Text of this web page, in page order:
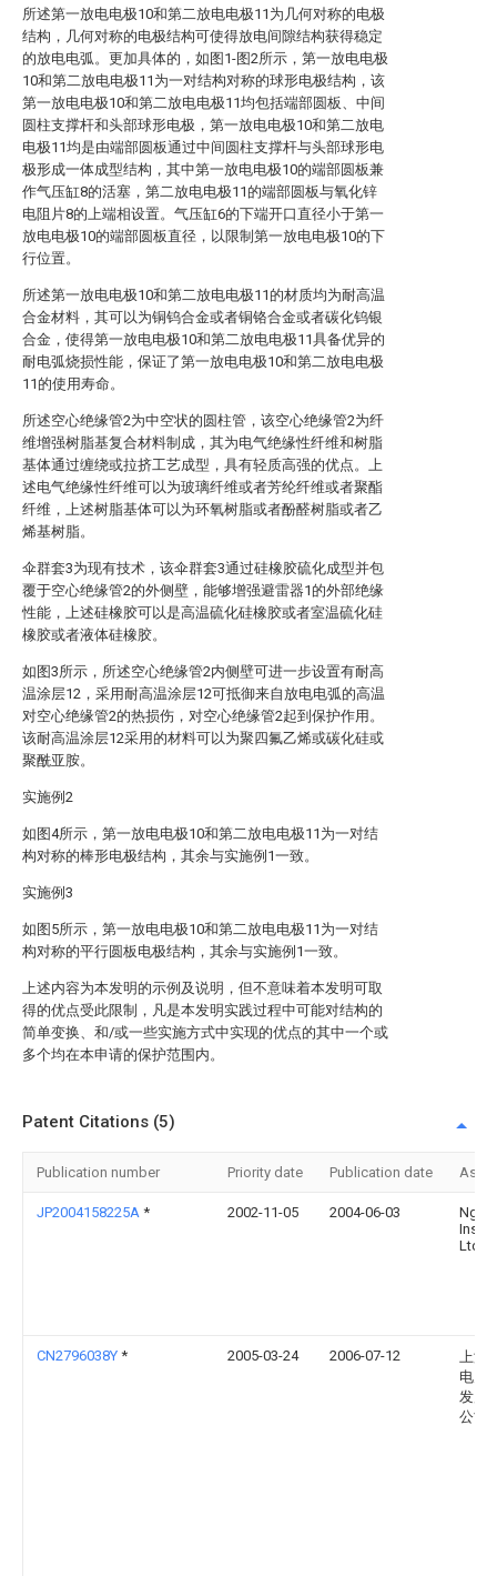
所述第一放电电极10和第二放电电极11为几何对称的电极
结构，几何对称的电极结构可使得放电间隙结构获得稳定
的放电电弧。更加具体的，如图1-图2所示，第一放电电极
10和第二放电电极11为一对结构对称的球形电极结构，该
第一放电电极10和第二放电电极11均包括端部圆板、中间
圆柱支撑杆和头部球形电极，第一放电电极10和第二放电
电极11均是由端部圆板通过中间圆柱支撑杆与头部球形电
极形成一体成型结构，其中第一放电电极10的端部圆板兼
作气压缸8的活塞，第二放电电极11的端部圆板与氧化锌
电阻片8的上端相设置。气压缸6的下端开口直径小于第一
放电电极10的端部圆板直径，以限制第一放电电极10的下
行位置。
所述第一放电电极10和第二放电电极11的材质均为耐高温
合金材料，其可以为铜钨合金或者铜铬合金或者碳化钨银
合金，使得第一放电电极10和第二放电电极11具备优异的
耐电弧烧损性能，保证了第一放电电极10和第二放电电极
11的使用寿命。
所述空心绝缘管2为中空状的圆柱管，该空心绝缘管2为纤
维增强树脂基复合材料制成，其为电气绝缘性纤维和树脂
基体通过缠绕或拉挤工艺成型，具有轻质高强的优点。上
述电气绝缘性纤维可以为玻璃纤维或者芳纶纤维或者聚酯
纤维，上述树脂基体可以为环氧树脂或者酚醛树脂或者乙
烯基树脂。
伞群套3为现有技术，该伞群套3通过硅橡胶硫化成型并包
覆于空心绝缘管2的外侧壁，能够增强避雷器1的外部绝缘
性能，上述硅橡胶可以是高温硫化硅橡胶或者室温硫化硅
橡胶或者液体硅橡胶。
如图3所示，所述空心绝缘管2内侧壁可进一步设置有耐高
温涂层12，采用耐高温涂层12可抵御来自放电电弧的高温
对空心绝缘管2的热损伤，对空心绝缘管2起到保护作用。
该耐高温涂层12采用的材料可以为聚四氟乙烯或碳化硅或
聚酰亚胺。
实施例2
如图4所示，第一放电电极10和第二放电电极11为一对结
构对称的棒形电极结构，其余与实施例1一致。
实施例3
如图5所示，第一放电电极10和第二放电电极11为一对结
构对称的平行圆板电极结构，其余与实施例1一致。
上述内容为本发明的示例及说明，但不意味着本发明可取
得的优点受此限制，凡是本发明实践过程中可能对结构的
简单变换、和/或一些实施方式中实现的优点的其中一个或
多个均在本申请的保护范围内。
Patent Citations (5)
Publication number Priority date Publication date
JP2004158225A * 2002-11-05 2004-06-03
Ngk
Ltd
CN2796038Y * 2005-03-24 2006-07-12
上海
电力
发展
公司